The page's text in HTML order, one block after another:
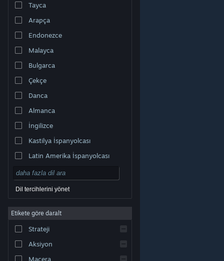
Masaüstü internet sitesini görüntüle
markalar, ABD ve diğer ülkelerde ilgili sahiplerinin
Erişilebilirlik |
Çerezler
Tayca
Arapça
Endonezce
Malayca
Bulgarca
Çekçe
Danca
Almanca
İngilizce
Kastilya İspanyolcası
Latin Amerika İspanyolcası
Dil tercihlerini yönet
Etikete göre daralt
Strateji
Aksiyon
Macera